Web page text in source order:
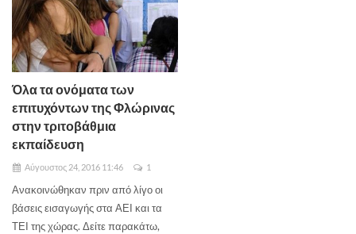
Όλα τα ονόματα των
επιτυχόντων της Φλώρινας
στην τριτοβάθμια
εκπαίδευση
Αύγουστος 24, 2016 11:46 1
Ανακοινώθηκαν πριν από λίγο οι
βάσεις εισαγωγής στα ΑΕΙ και τα
ΤΕΙ της χώρας. Δείτε παρακάτω,